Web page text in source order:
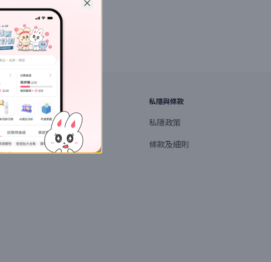
探索
商業或媒體聯絡
產品提名
私隱與條款
私隱政策
條款及細則